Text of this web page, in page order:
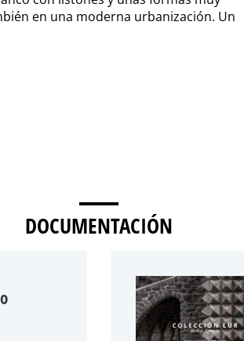
en una moderna urbanización. Un
DOCUMENTACIÓN